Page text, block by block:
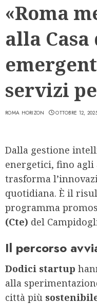
«Roma
alla
servizi
ROMA HORIZON OTTOBRE 12,
Dalla gestione
energetici, fino agli
trasforma
quotidiana. È il
programma
(Cte) del
Il percorso
Dodici startup
alla
città più